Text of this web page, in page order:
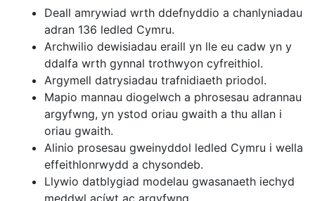
Deall amrywiad wrth ddefnyddio a chanlyniadau
adran 136 ledled Cymru.
Archwilio dewisiadau eraill yn lle eu cadw yn y
ddalfa wrth gynnal trothwyon cyfreithiol.
Argymell datrysiadau trafnidiaeth priodol.
Mapio mannau diogelwch a phrosesau adrannau
argyfwng, yn ystod oriau gwaith a thu allan i
oriau gwaith.
Alinio prosesau gweinyddol ledled Cymru i wella
effeithlonrwydd a chysondeb.
Llywio datblygiad modelau gwasanaeth iechyd